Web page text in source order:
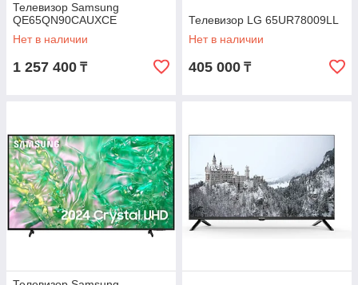
Телевизор Samsung
QE65QN90CAUXCE
Нет в наличии
1 257 400 ₸
Телевизор LG 65UR78009LL
Нет в наличии
405 000 ₸